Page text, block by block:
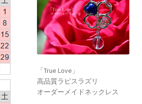
「True Love」
高品質ラピスラズリ
オーダーメイドネックレス